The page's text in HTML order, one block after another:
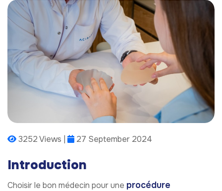
3252 Views | 27 September 2024
Introduction
Choisir le bon médecin pour une procédure